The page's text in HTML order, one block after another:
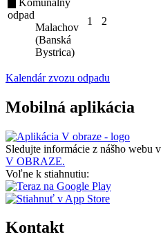
odpad
Malachov
(Banská
Bystrica)
1 2
Kalendár zvozu odpadu
Mobilná aplikácia
Sledujte informácie z nášho webu v
V OBRAZE.
Voľne k stiahnutiu:
Kontakt